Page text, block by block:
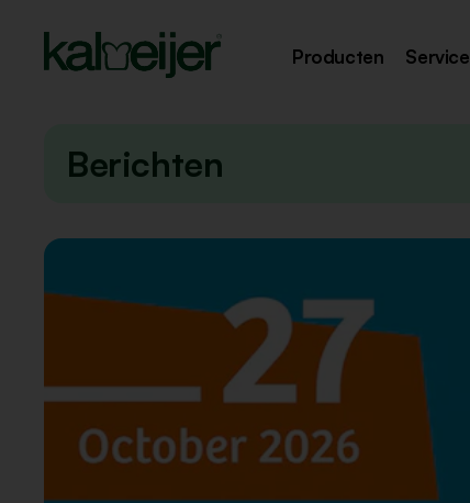
Producten Service
Berichten